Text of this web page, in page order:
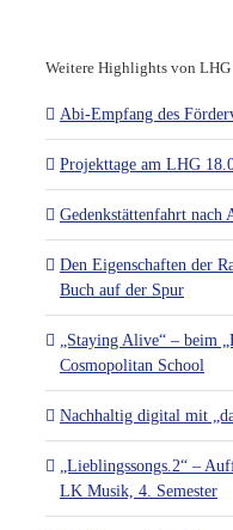
Weitere Highlights von LHG
Abi-Empfang des
Projekttage am LHG
Gedenkstättenfahrt nach
Den Eigenschaften der
Buch auf der Spur
„Staying Alive“ – beim
Cosmopolitan School
Nachhaltig digital mit
„Lieblingssongs.2“ –
LK Musik, 4. Semester